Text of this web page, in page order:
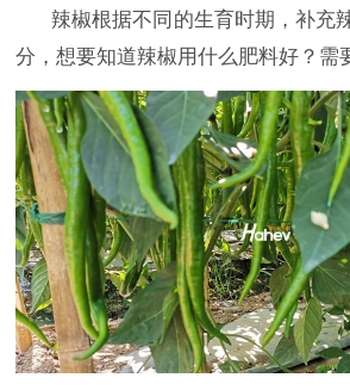
辣椒根据不同的生育时期，补充
分，想要知道辣椒用什么肥料好？ 需